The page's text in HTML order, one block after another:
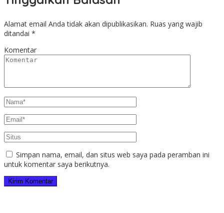
Alamat email Anda tidak akan dipublikasikan. Ruas yang wajib
ditandai *
Komentar
Simpan nama, email, dan situs web saya pada peramban ini
untuk komentar saya berikutnya.